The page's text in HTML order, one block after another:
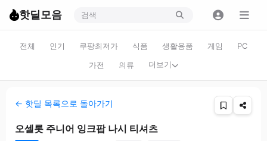
핫딜모음
전체 인기 쿠팡최저가 식품 생활용품 게임
PC
가전
의류 더보기
← 핫딜 목록으로 돌아가기
오셀롯 주니어 잉크팝 나시 티셔츠